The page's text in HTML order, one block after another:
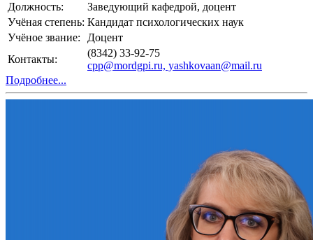
Должность:
Заведующий кафедрой, доцент
Учёная степень: Кандидат психологических наук
Учёное звание:
Доцент
Контакты:
(8342) 33-92-75
cpp@mordgpi.ru, yashkovaan@mail.ru
Подробнее...